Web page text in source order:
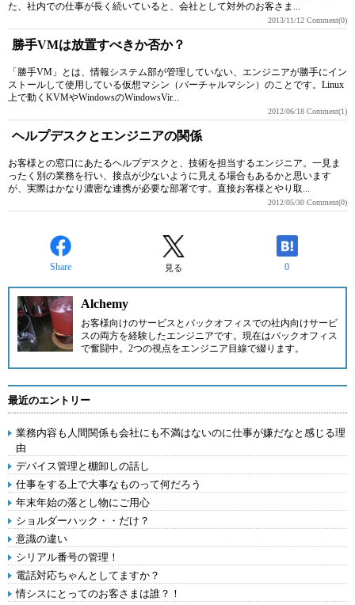
た、社内での仕事が長く続いていると、会社として対外のお客さま...
2013/11/12 Comment(0)
勝手VMは放置すべきか否か？
「勝手VM」とは、情報システム部が管理していない、エンジニアが勝手にイン
ストールして使用している仮想マシン（バーチャルマシン）のことです。Linux
上で動くKVMやWindowsのWindowsVir...
2012/06/18 Comment(1)
ヘルプデスクとエンジニアの関係
お客様との窓口にあたるヘルプデスクと、技術を担当するエンジニア。一見ま
ったく別の業務を行い、接点が少ないように見える場合もあるかと思います
が、実際はかなり濃密な連携が必要な部署です。直接お客様とやり取...
2012/05/30 Comment(0)
Share 見る 0
Alchemy
お客様向けのサービスとバックオフィスでの社内向けサービ
スの両方を経験したエンジニアです。現在はバックオフィス
で奮闘中。2つの視点をエンジニア目線で綴ります。
最近のエントリー
業務内容も人間関係も会社にも不満はないのに仕事が嫌だなと感じる理
由
デバイス管理と棚卸しの話し
仕事をする上で大事なものって何だろう
年末年始の落とし物にご用心
ショルダーハック・・だけ？
意識の違い
シリアル番号の管理！
電話対応ちゃんとしてますか？
情シスにとってのお客さまは誰？！